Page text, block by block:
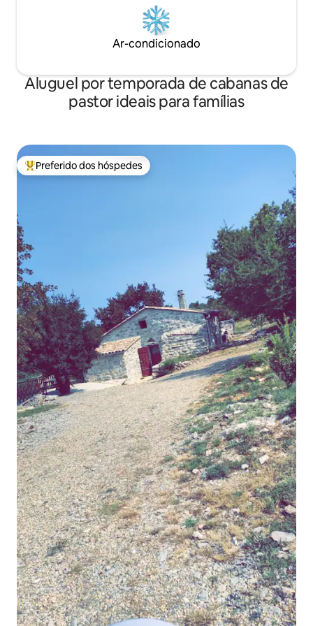
Ar-condicionado
Aluguel por temporada de cabanas de
pastor ideais para famílias
Entre os melhores preferidos dos hóspedes
Preferido dos hóspedes